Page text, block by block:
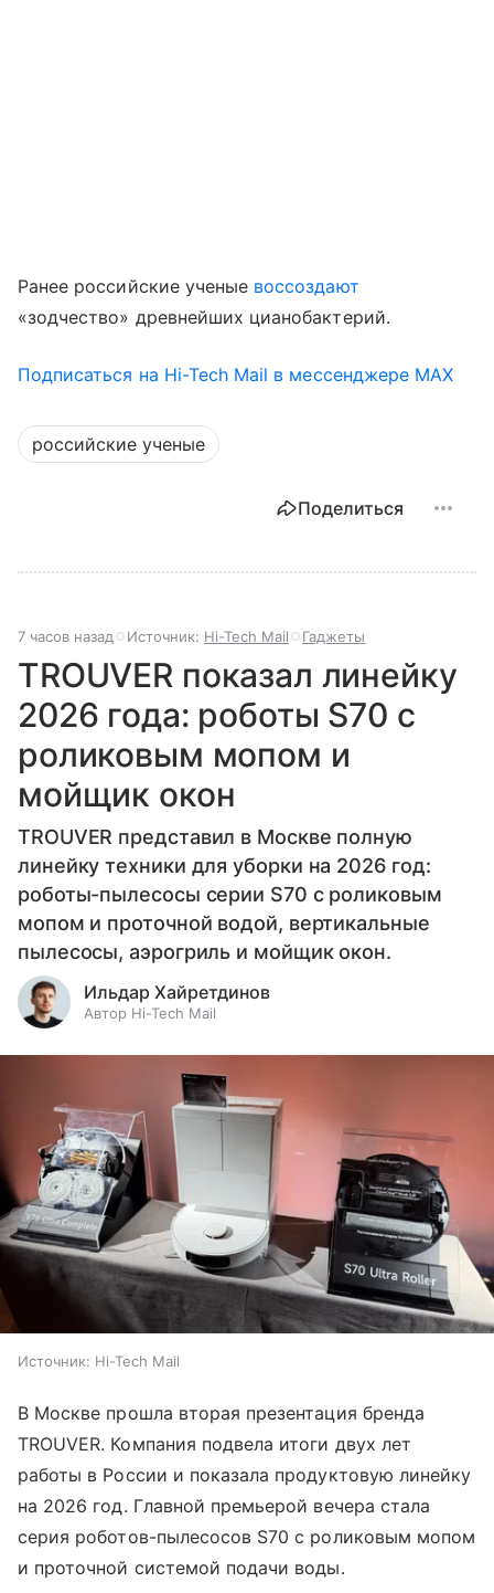
Ранее российские ученые воссоздают
«зодчество» древнейших цианобактерий.
Подписаться на Hi-Tech Mail в мессенджере MAX
российские ученые
Поделиться
7 часов назад Источник: Hi-Tech Mail Гаджеты
TROUVER показал линейку
2026 года: роботы S70 с
роликовым мопом и
мойщик окон
TROUVER представил в Москве полную
линейку техники для уборки на 2026 год:
роботы-пылесосы серии S70 с роликовым
мопом и проточной водой, вертикальные
пылесосы, аэрогриль и мойщик окон.
Ильдар Хайретдинов
Автор Hi-Tech Mail
Источник: Hi-Tech Mail
В Москве прошла вторая презентация бренда
TROUVER. Компания подвела итоги двух лет
работы в России и показала продуктовую линейку
на 2026 год. Главной премьерой вечера стала
серия роботов-пылесосов S70 с роликовым мопом
и проточной системой подачи воды.